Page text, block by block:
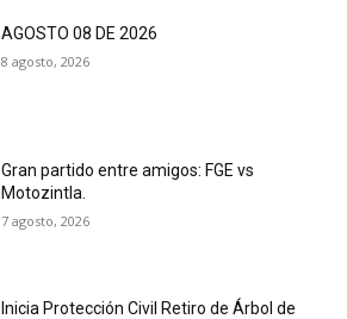
AGOSTO 08 DE 2026
8 agosto, 2026
Gran partido entre amigos: FGE vs
Motozintla.
7 agosto, 2026
Inicia Protección Civil Retiro de Árbol de